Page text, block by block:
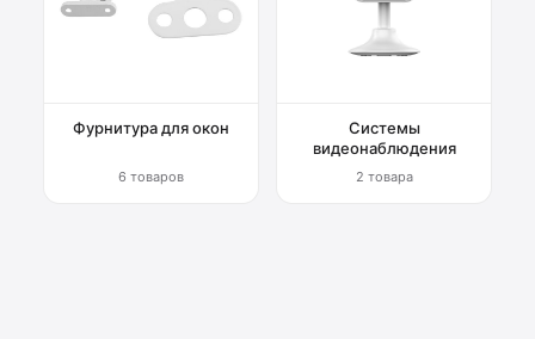
Фурнитура для окон
6 товаров
Системы
видеонаблюдения
2 товара